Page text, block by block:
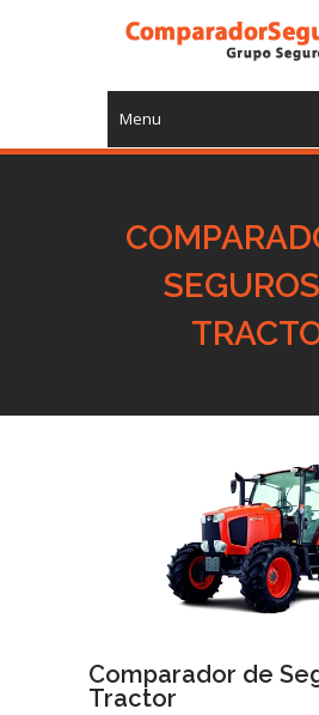
Menu
Comparador de
Tractor